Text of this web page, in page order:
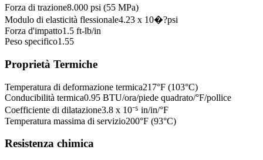
Forza di trazione8.000 psi (55 MPa)
Modulo di elasticità flessionale4.23 x 10�?psi
Forza d'impatto1.5 ft-lb/in
Peso specifico1.55
Proprietà Termiche
Temperatura di deformazione termica217°F (103°C)
Conducibilità termica0.95 BTU/ora/piede quadrato/°F/pollice
Coefficiente di dilatazione3.8 x 10⁻⁵ in/in/°F
Temperatura massima di servizio200°F (93°C)
Resistenza chimica